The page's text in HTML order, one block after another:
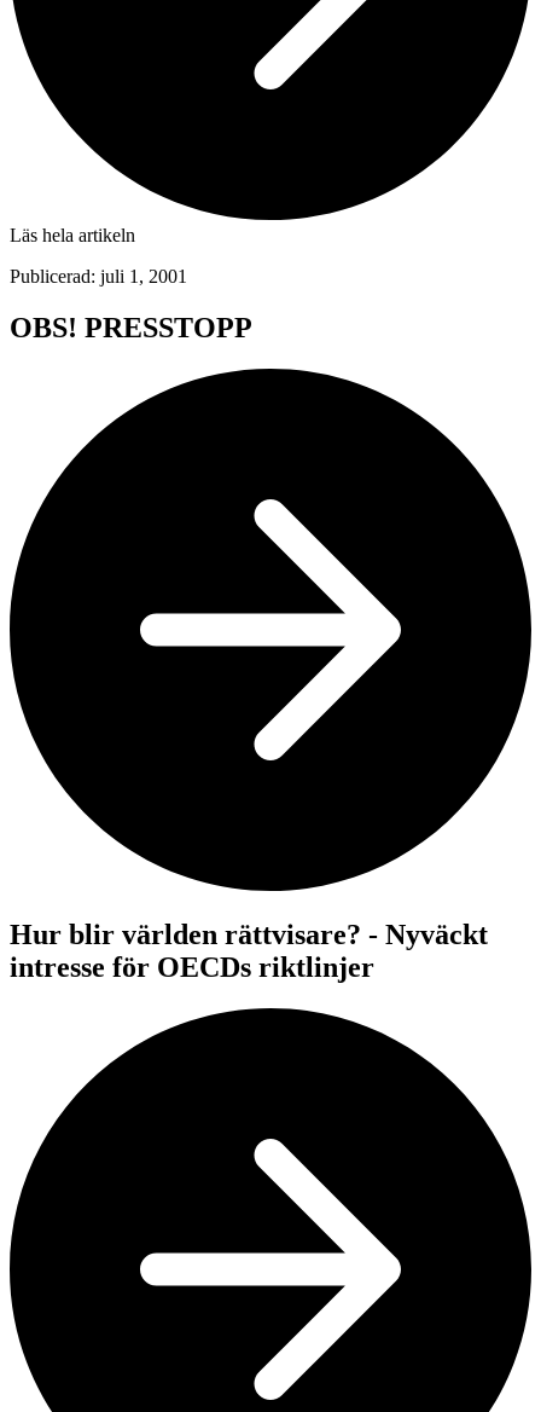
Läs hela artikeln
Publicerad: juli 1, 2001
OBS! PRESSTOPP
Hur blir världen rättvisare? - Nyväckt
intresse för OECDs riktlinjer